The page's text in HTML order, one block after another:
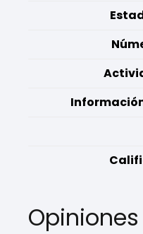
Opiniones